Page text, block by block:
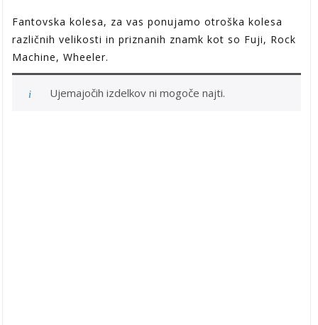
Fantovska kolesa, za vas ponujamo otroška kolesa
različnih velikosti in priznanih znamk kot so Fuji, Rock
Machine, Wheeler.
Ujemajočih izdelkov ni mogoče najti.